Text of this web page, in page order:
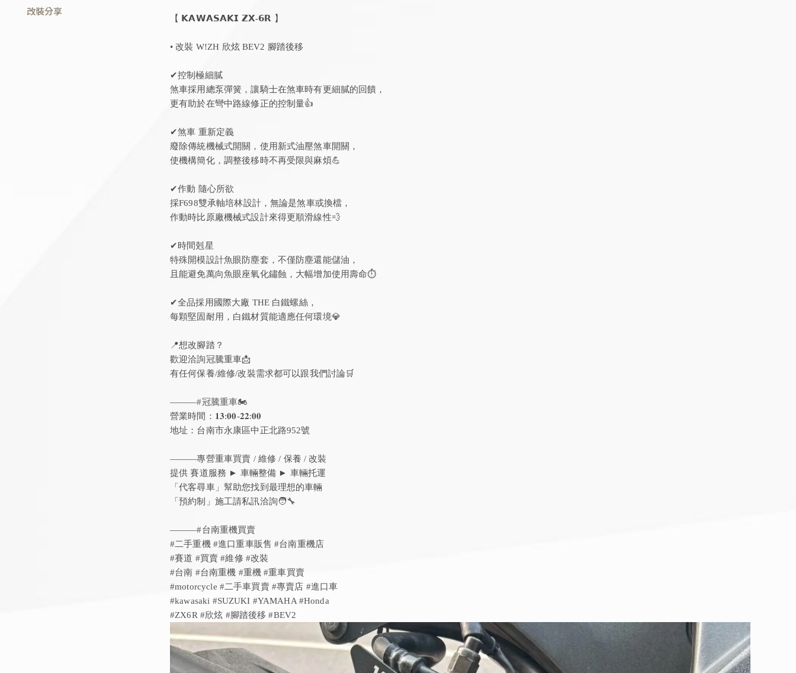
改裝分享
【 𝗞𝗔𝗪𝗔𝗦𝗔𝗞𝗜 𝗭𝗫-𝟲𝗥 】
• 改裝 W!ZH 欣炫 BEV2 腳踏後移
✔控制極細膩
煞車採用總泵彈簧，讓騎士在煞車時有更細膩的回饋，
更有助於在彎中路線修正的控制量👍
✔煞車 重新定義
廢除傳統機械式開關，使用新式油壓煞車開關，
使機構簡化，調整後移時不再受限與麻煩💪
✔作動 隨心所欲
採F698雙承軸培林設計，無論是煞車或換檔，
作動時比原廠機械式設計來得更順滑線性💨
✔時間剋星
特殊開模設計魚眼防塵套，不僅防塵還能儲油，
且能避免萬向魚眼座氧化鏽蝕，大幅增加使用壽命⏱️
✔全品採用國際大廠 THE 白鐵螺絲，
每顆堅固耐用，白鐵材質能適應任何環境💎
📍想改腳踏？
歡迎洽詢冠騰重車📩
有任何保養/維修/改裝需求都可以跟我們討論🛒
———#冠騰重車🏍️
營業時間：𝟏𝟑:𝟎𝟎-𝟐𝟐:𝟎𝟎
地址：台南市永康區中正北路952號
———專營重車買賣 / 維修 / 保養 / 改裝
提供 賽道服務 ► 車輛整備 ► 車輛托運
「代客尋車」幫助您找到最理想的車輛
「預約制」施工請私訊洽詢🧑‍🔧
———#台南重機買賣
#二手重機 #進口重車販售 #台南重機店
#賽道 #買賣 #維修 #改裝
#台南 #台南重機 #重機 #重車買賣
#motorcycle #二手車買賣 #專賣店 #進口車
#kawasaki #SUZUKI #YAMAHA #Honda
#ZX6R #欣炫 #腳踏後移 #BEV2